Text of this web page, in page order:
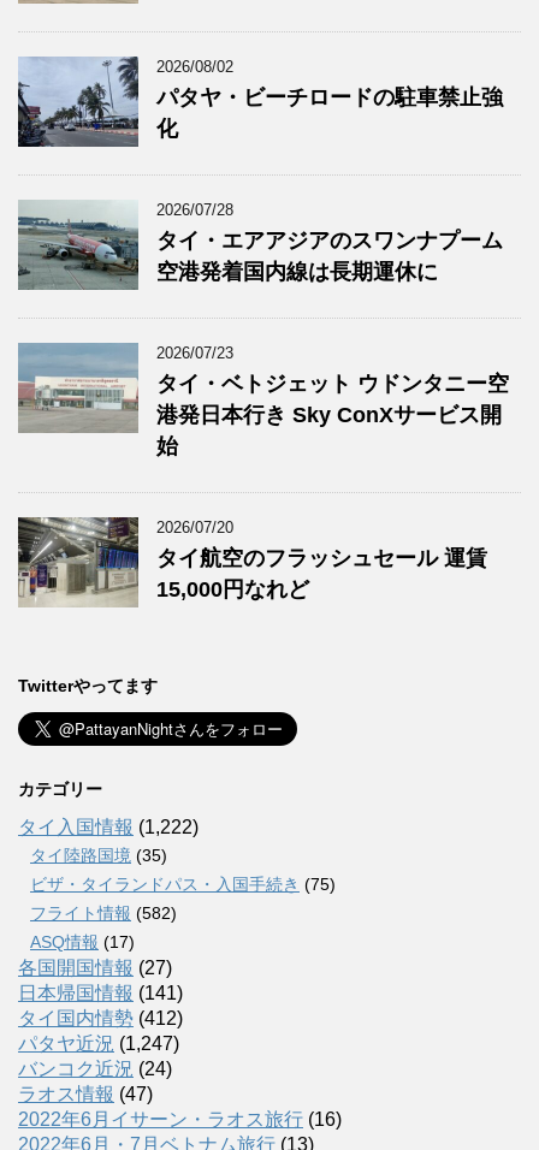
2026/08/02
パタヤ・ビーチロードの駐車禁止強
化
2026/07/28
タイ・エアアジアのスワンナプーム
空港発着国内線は長期運休に
2026/07/23
タイ・ベトジェット ウドンタニー空
港発日本行き Sky ConXサービス開
始
2026/07/20
タイ航空のフラッシュセール 運賃
15,000円なれど
Twitterやってます
カテゴリー
タイ入国情報 (1,222)
タイ陸路国境 (35)
ビザ・タイランドパス・入国手続き (75)
フライト情報 (582)
ASQ情報 (17)
各国開国情報 (27)
日本帰国情報 (141)
タイ国内情勢 (412)
パタヤ近況 (1,247)
バンコク近況 (24)
ラオス情報 (47)
2022年6月イサーン・ラオス旅行 (16)
2022年6月・7月ベトナム旅行 (13)